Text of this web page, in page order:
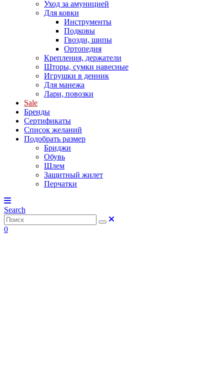
Уход за амуницией
Для ковки
Инструменты
Подковы
Гвозди, шипы
Ортопедия
Крепления, держатели
Шторы, сумки навесные
Игрушки в денник
Для манежа
Лари, повозки
Sale
Бренды
Сертификаты
Список желаний
Подобрать размер
Бриджи
Обувь
Шлем
Защитный жилет
Перчатки
Search
0